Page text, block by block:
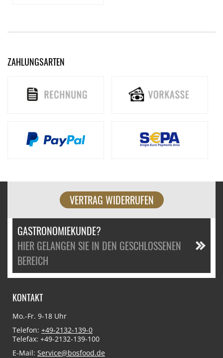
ZAHLUNGSARTEN
VERTRAG WIDERRUFEN
GASTRONOMIEKUNDE?
HIER GELANGEN SIE IN DEN GESCHLOSSENEN
BEREICH
KONTAKT
Mo.-Fr. 9-18 Uhr
Telefon: +49-2132-139-0
Telefax: +49-2132-139-100
E-Mail: Service@bosfood.de